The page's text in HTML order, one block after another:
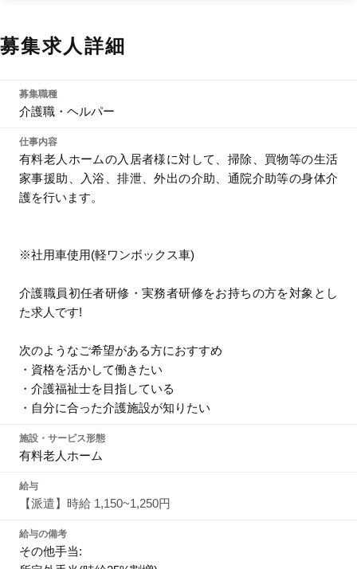
募集求人詳細
募集職種
介護職・ヘルパー
仕事内容
有料老人ホームの入居者様に対して、掃除、買物等の生活
家事援助、入浴、排泄、外出の介助、通院介助等の身体介
護を行います。
※社用車使用(軽ワンボックス車)
介護職員初任者研修・実務者研修をお持ちの方を対象とし
た求人です!
次のようなご希望がある方におすすめ
・資格を活かして働きたい
・介護福祉士を目指している
・自分に合った介護施設が知りたい
施設・サービス形態
有料老人ホーム
給与
【派遣】時給 1,150~1,250円
給与の備考
その他手当: